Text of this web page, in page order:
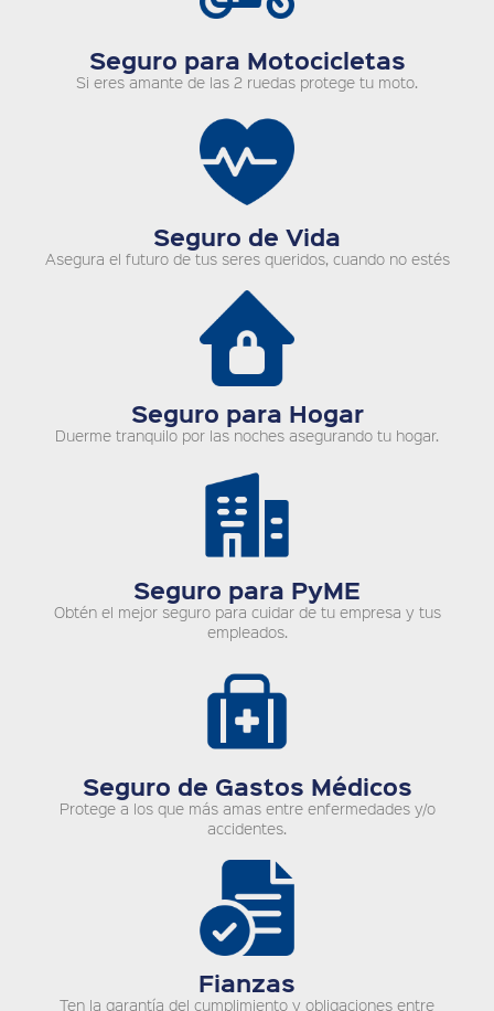
Seguro para Motocicletas
Si eres amante de las 2 ruedas protege tu moto.
Seguro de Vida
Asegura el futuro de tus seres queridos, cuando no estés
Seguro para Hogar
Duerme tranquilo por las noches asegurando tu hogar.
Seguro para PyME
Obtén el mejor seguro para cuidar de tu empresa y tus
empleados.
Seguro de Gastos Médicos
Protege a los que más amas entre enfermedades y/o
accidentes.
Fianzas
Ten la garantía del cumplimiento y obligaciones entre